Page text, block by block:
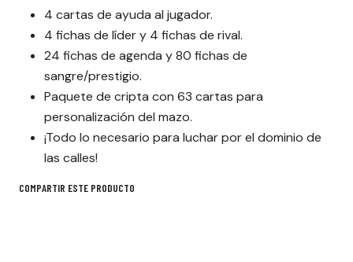
4 cartas de ayuda al jugador.
4 fichas de líder y 4 fichas de rival.
24 fichas de agenda y 80 fichas de
sangre/prestigio.
Paquete de cripta con 63 cartas para
personalización del mazo.
¡Todo lo necesario para luchar por el dominio de
las calles!
COMPARTIR ESTE PRODUCTO